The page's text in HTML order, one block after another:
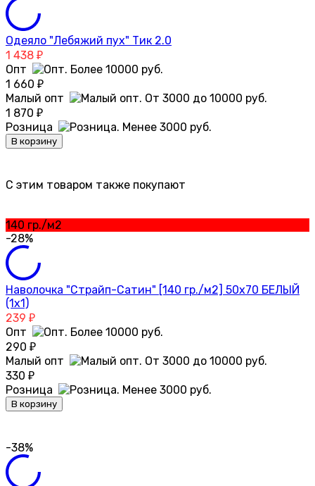
Одеяло "Лебяжий пух" Тик 2.0
1 438 ₽
Опт
1 660 ₽
Малый опт
1 870 ₽
Розница
В корзину
C этим товаром также покупают
140 гр./м2
-28%
Наволочка "Страйп-Сатин" [140 гр./м2] 50х70 БЕЛЫЙ
(1х1)
239 ₽
Опт
290 ₽
Малый опт
330 ₽
Розница
В корзину
-38%